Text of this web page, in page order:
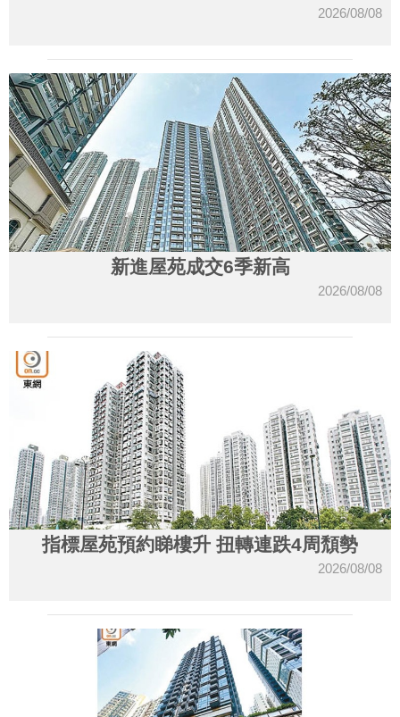
2026/08/08
新進屋苑成交6季新高
2026/08/08
指標屋苑預約睇樓升 扭轉連跌4周頹勢
2026/08/08